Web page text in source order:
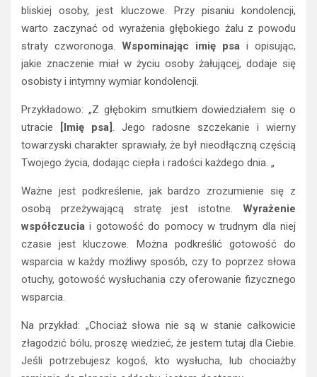
bliskiej osoby, jest kluczowe. Przy pisaniu kondolencji,
warto zaczynać od wyrażenia głębokiego żalu z powodu
straty czworonoga. Wspominając imię psa i opisując,
jakie znaczenie miał w życiu osoby żałującej, dodaje się
osobisty i intymny wymiar kondolencji.
Przykładowo: „Z głębokim smutkiem dowiedziałem się o
utracie
[Imię psa]
. Jego radosne szczekanie i wierny
towarzyski charakter sprawiały, że był nieodłączną częścią
Twojego życia, dodając ciepła i radości każdego dnia. „
Ważne jest podkreślenie, jak bardzo zrozumienie się z
osobą przeżywającą stratę jest istotne. Wyrażenie
współczucia i gotowość do pomocy w trudnym dla niej
czasie jest kluczowe. Można podkreślić gotowość do
wsparcia w każdy możliwy sposób, czy to poprzez słowa
otuchy, gotowość wysłuchania czy oferowanie fizycznego
wsparcia.
Na przykład: „Chociaż słowa nie są w stanie całkowicie
złagodzić bólu, proszę wiedzieć, że jestem tutaj dla Ciebie.
Jeśli potrzebujesz kogoś, kto wysłucha, lub chociażby